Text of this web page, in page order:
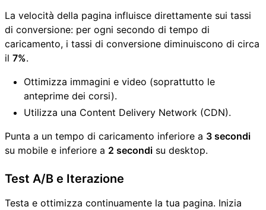
La velocità della pagina influisce direttamente sui tassi
di conversione: per ogni secondo di tempo di
caricamento, i tassi di conversione diminuiscono di circa
il 7%.
Ottimizza immagini e video (soprattutto le
anteprime dei corsi).
Utilizza una Content Delivery Network (CDN).
Punta a un tempo di caricamento inferiore a 3 secondi
su mobile e inferiore a 2 secondi su desktop.
Test A/B e Iterazione
Testa e ottimizza continuamente la tua pagina. Inizia